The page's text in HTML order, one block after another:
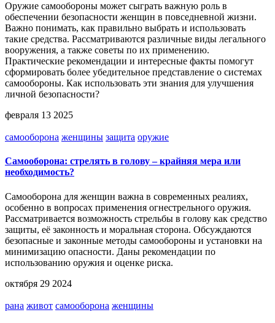
Оружие самообороны может сыграть важную роль в
обеспечении безопасности женщин в повседневной жизни.
Важно понимать, как правильно выбрать и использовать
такие средства. Рассматриваются различные виды легального
вооружения, а также советы по их применению.
Практические рекомендации и интересные факты помогут
сформировать более убедительное представление о системах
самообороны. Как использовать эти знания для улучшения
личной безопасности?
февраля 13 2025
самооборона женщины защита оружие
Самооборона: стрелять в голову – крайняя мера или
необходимость?
Самооборона для женщин важна в современных реалиях,
особенно в вопросах применения огнестрельного оружия.
Рассматривается возможность стрельбы в голову как средство
защиты, её законность и моральная сторона. Обсуждаются
безопасные и законные методы самообороны и установки на
минимизацию опасности. Даны рекомендации по
использованию оружия и оценке риска.
октября 29 2024
рана живот самооборона женщины